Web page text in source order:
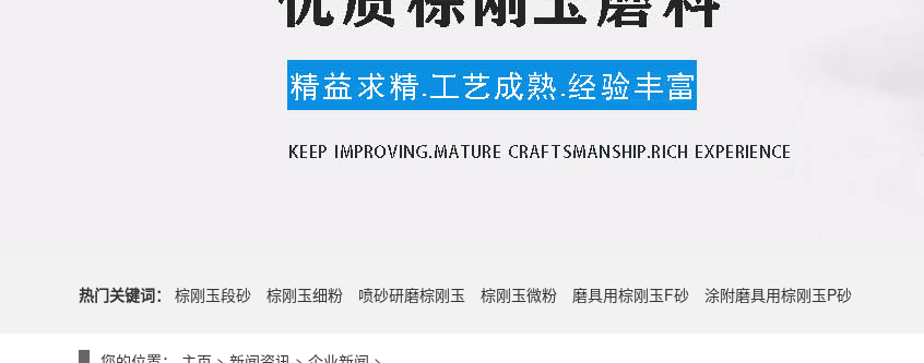
热门关键词： 棕刚玉段砂 棕刚玉细粉 喷砂研磨棕刚玉 棕刚玉微粉 磨具用棕刚玉F砂 涂附磨具用棕刚玉P砂